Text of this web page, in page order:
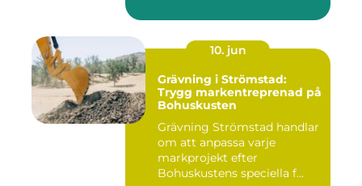
10. jun
Grävning i Strömstad:
Trygg markentreprenad på
Bohuskusten
Grävning Strömstad handlar
om att anpassa varje
markprojekt efter
Bohuskustens speciella f...